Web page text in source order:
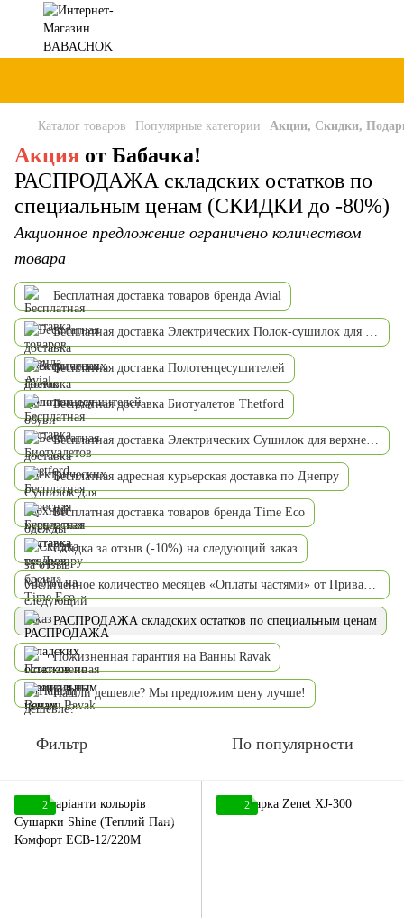
Каталог товаров Популярные категории Акции, Скидки,
Акция от Бабачка!
РАСПРОДАЖА складских остатков по
специальным ценам (СКИДКИ до -80%)
Акционное предложение ограничено количеством
товара
Бесплатная доставка товаров бренда Avial
Бесплатная доставка Электрических Полок-сушилок для обуви
Бесплатная доставка Полотенцесушителей
Бесплатная доставка Биотуалетов Thetford
Бесплатная доставка Электрических Сушилок для верхней одежды
Бесплатная адресная курьерская доставка по Днепру
Бесплатная доставка товаров бренда Time Eco
Скидка за отзыв (-10%) на следующий заказ
Увеличенное количество месяцев «Оплаты частями» от ПриватБанка
РАСПРОДАЖА складских остатков по специальным ценам
Пожизненная гарантия на Ванны Ravak
Нашли дешевле? Мы предложим цену лучше!
Фильтр По популярности
2 2